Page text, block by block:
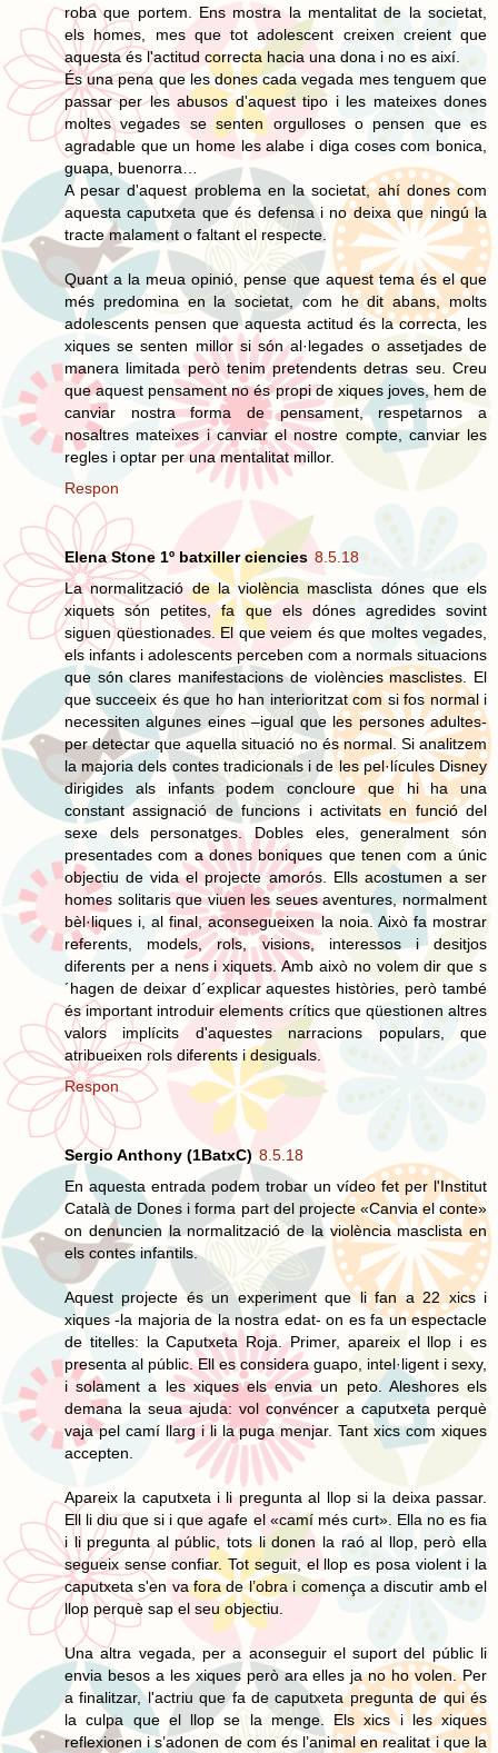
roba que portem. Ens mostra la mentalitat de la societat,
els homes, mes que tot adolescent creixen creient que
aquesta és l'actitud correcta hacia una dona i no es així.
És una pena que les dones cada vegada mes tenguem que
passar per les abusos d'aquest tipo i les mateixes dones
moltes vegades se senten orgulloses o pensen que es
agradable que un home les alabe i diga coses com bonica,
guapa, buenorra…
A pesar d'aquest problema en la societat, ahí dones com
aquesta caputxeta que és defensa i no deixa que ningú la
tracte malament o faltant el respecte.
Quant a la meua opinió, pense que aquest tema és el que
més predomina en la societat, com he dit abans, molts
adolescents pensen que aquesta actitud és la correcta, les
xiques se senten millor si són al·legades o assetjades de
manera limitada però tenim pretendents detras seu. Creu
que aquest pensament no és propi de xiques joves, hem de
canviar nostra forma de pensament, respetarnos a
nosaltres mateixes i canviar el nostre compte, canviar les
regles i optar per una mentalitat millor.
Respon
Elena Stone 1º batxiller ciencies 8.5.18
La normalització de la violència masclista dónes que els
xiquets són petites, fa que els dónes agredides sovint
siguen qüestionades. El que veiem és que moltes vegades,
els infants i adolescents perceben com a normals situacions
que són clares manifestacions de violències masclistes. El
que succeeix és que ho han interioritzat com si fos normal i
necessiten algunes eines –igual que les persones adultes-
per detectar que aquella situació no és normal. Si analitzem
la majoria dels contes tradicionals i de les pel·lícules Disney
dirigides als infants podem concloure que hi ha una
constant assignació de funcions i activitats en funció del
sexe dels personatges. Dobles eles, generalment són
presentades com a dones boniques que tenen com a únic
objectiu de vida el projecte amorós. Ells acostumen a ser
homes solitaris que viuen les seues aventures, normalment
bèl·liques i, al final, aconsegueixen la noia. Això fa mostrar
referents, models, rols, visions, interessos i desitjos
diferents per a nens i xiquets. Amb això no volem dir que s
´hagen de deixar d´explicar aquestes històries, però també
és important introduir elements crítics que qüestionen altres
valors implícits d'aquestes narracions populars, que
atribueixen rols diferents i desiguals.
Respon
Sergio Anthony (1BatxC) 8.5.18
En aquesta entrada podem trobar un vídeo fet per l'Institut
Català de Dones i forma part del projecte «Canvia el conte»
on denuncien la normalització de la violència masclista en
els contes infantils.
Aquest projecte és un experiment que li fan a 22 xics i
xiques -la majoria de la nostra edat- on es fa un espectacle
de titelles: la Caputxeta Roja. Primer, apareix el llop i es
presenta al públic. Ell es considera guapo, intel·ligent i sexy,
i solament a les xiques els envia un peto. Aleshores els
demana la seua ajuda: vol convéncer a caputxeta perquè
vaja pel camí llarg i li la puga menjar. Tant xics com xiques
accepten.
Apareix la caputxeta i li pregunta al llop si la deixa passar.
Ell li diu que si i que agafe el «camí més curt». Ella no es fia
i li pregunta al públic, tots li donen la raó al llop, però ella
segueix sense confiar. Tot seguit, el llop es posa violent i la
caputxeta s'en va fora de l’obra i comença a discutir amb el
llop perquè sap el seu objectiu.
Una altra vegada, per a aconseguir el suport del públic li
envia besos a les xiques però ara elles ja no ho volen. Per
a finalitzar, l'actriu que fa de caputxeta pregunta de qui és
la culpa que el llop se la menge. Els xics i les xiques
reflexionen i s’adonen de com és l’animal en realitat i que la